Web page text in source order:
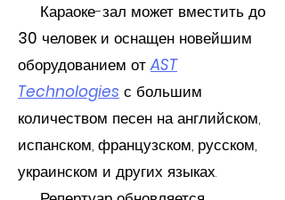
Караоке-зал может вместить до
30 человек и оснащен новейшим
оборудованием отAST
Technologies с большим
количеством песен на английском,
испанском, французском, русском,
украинском и других языках.